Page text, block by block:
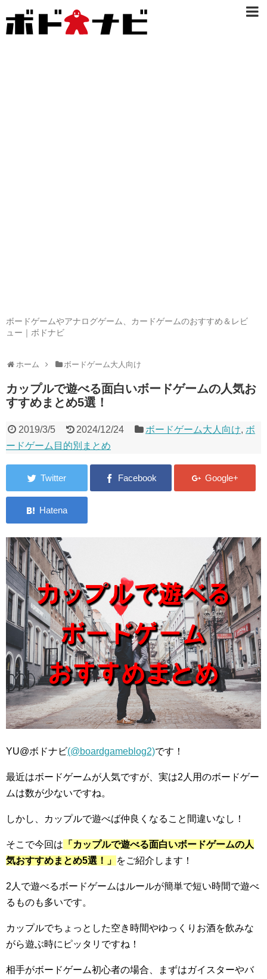
ボードゲームやアナログゲーム、カードゲームのおすすめ＆レビ
ュー｜ボドナビ
ホーム ボードゲーム大人向け
カップルで遊べる面白いボードゲームの人気お
すすめまとめ5選！
2019/3/5 2024/12/24 ボードゲーム大人向け, ボ
ードゲーム目的別まとめ
YU@ボドナビ(@boardgameblog2)です！
最近はボードゲームが人気ですが、実は2人用のボードゲー
ムは数が少ないですね。
しかし、カップルで遊べば仲良くなること間違いなし！
そこで今回は 「カップルで遊べる面白いボードゲームの人
気おすすめまとめ5選！」 をご紹介します！
2人で遊べるボードゲームはルールが簡単で短い時間で遊べ
るものも多いです。
カップルでちょっとした空き時間やゆっくりお酒を飲みな
がら遊ぶ時にピッタリですね！
相手がボードゲーム初心者の場合、まずはガイスターやバ